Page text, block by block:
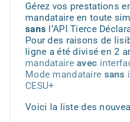
Gérez vos prestations
mandataire en toute
sans l’API Tierce
Pour des raisons de
ligne a été divisé en 2
mandataireavec
Mode mandataire sans
CESU+
Voici la liste des